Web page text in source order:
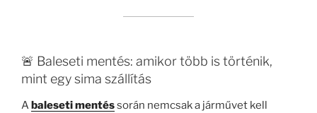
🚨 Baleseti mentés: amikor több is történik,
mint egy sima szállítás
A baleseti mentéssorán nemcsak a járművet kell